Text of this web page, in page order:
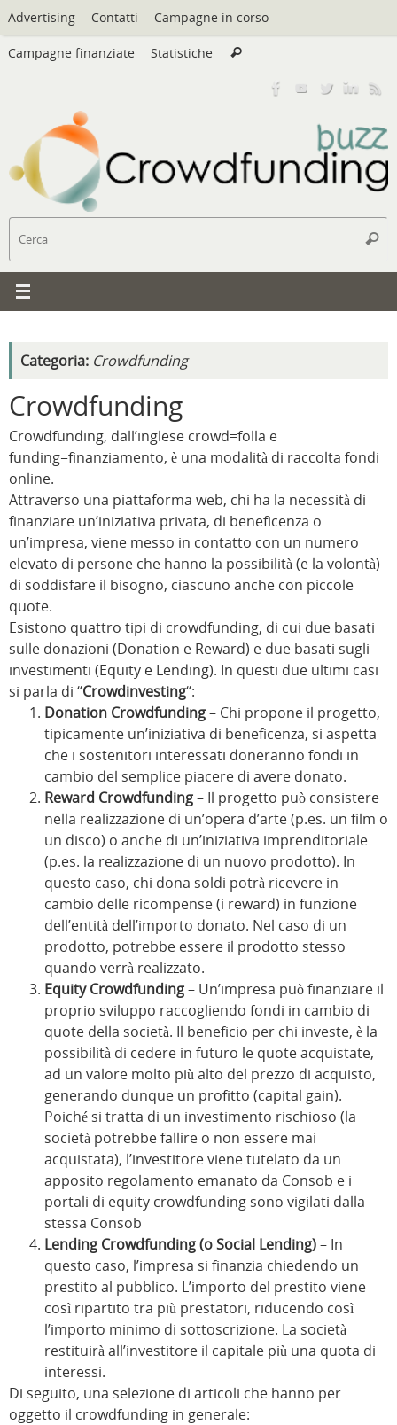
Vai
al
contenuto
Advertising Contatti Campagne in corso
Campagne finanziate Statistiche Cerca
Cerca
Categoria: Crowdfunding
Crowdfunding
Crowdfunding, dall’inglese crowd=folla e
funding=finanziamento, è una modalità di raccolta fondi
online.
Attraverso una piattaforma web, chi ha la necessità di
finanziare un’iniziativa privata, di beneficenza o
un’impresa, viene messo in contatto con un numero
elevato di persone che hanno la possibilità (e la volontà)
di soddisfare il bisogno, ciascuno anche con piccole
quote.
Esistono quattro tipi di crowdfunding, di cui due basati
sulle donazioni (Donation e Reward) e due basati sugli
investimenti (Equity e Lending). In questi due ultimi casi
si parla di “Crowdinvesting“:
Donation Crowdfunding– Chi propone il progetto,
tipicamente un’iniziativa di beneficenza, si aspetta
che i sostenitori interessati doneranno fondi in
cambio del semplice piacere di avere donato.
Reward Crowdfunding– Il progetto può consistere
nella realizzazione di un’opera d’arte (p.es. un film o
un disco) o anche di un’iniziativa imprenditoriale
(p.es. la realizzazione di un nuovo prodotto). In
questo caso, chi dona soldi potrà ricevere in
cambio delle ricompense (i reward) in funzione
dell’entità dell’importo donato. Nel caso di un
prodotto, potrebbe essere il prodotto stesso
quando verrà realizzato.
Equity Crowdfunding– Un’impresa può finanziare il
proprio sviluppo raccogliendo fondi in cambio di
quote della società. Il beneficio per chi investe, è la
possibilità di cedere in futuro le quote acquistate,
ad un valore molto più alto del prezzo di acquisto,
generando dunque un profitto (capital gain).
Poiché si tratta di un investimento rischioso (la
società potrebbe fallire o non essere mai
acquistata), l’investitore viene tutelato da un
apposito regolamento emanato da Consob e i
portali di equity crowdfunding sono vigilati dalla
stessa Consob
Lending Crowdfunding (o Social Lending)– In
questo caso, l’impresa si finanzia chiedendo un
prestito al pubblico. L’importo del prestito viene
così ripartito tra più prestatori, riducendo così
l’importo minimo di sottoscrizione. La società
restituirà all’investitore il capitale più una quota di
interessi.
Di seguito, una selezione di articoli che hanno per
oggetto il crowdfunding in generale: